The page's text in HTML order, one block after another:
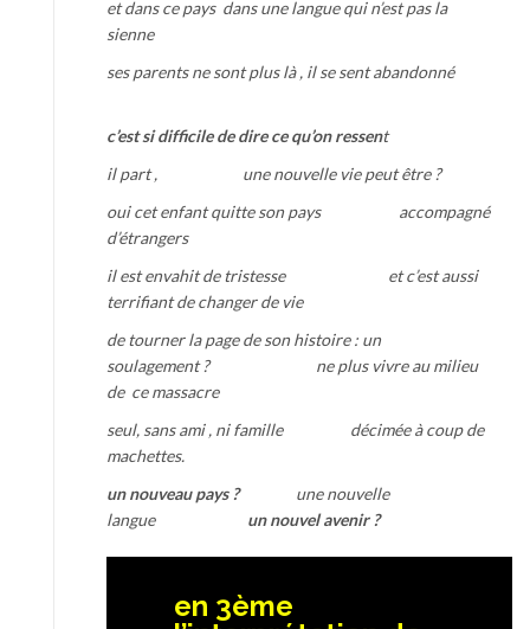
et dans ce pays dans une langue qui n’est pas la
sienne
ses parents ne sont plus là , il se sent abandonné
c’est si difficile de dire ce qu’on ressent
il part , une nouvelle vie peut être ?
oui cet enfant quitte son pays accompagné
d’étrangers
il est envahit de tristesse et c’est aussi
terrifiant de changer de vie
de tourner la page de son histoire : un
soulagement ? ne plus vivre au milieu
de ce massacre
seul, sans ami , ni famille décimée à coup de
machettes.
un nouveau pays ?une nouvelle
langue un nouvel avenir ?
en 3ème